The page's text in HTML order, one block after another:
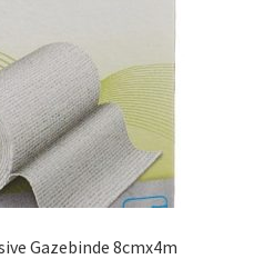
Gazebinde 8cmx4m